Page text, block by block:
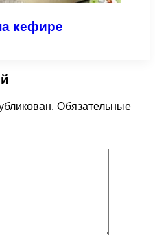
кефире
Обязательные